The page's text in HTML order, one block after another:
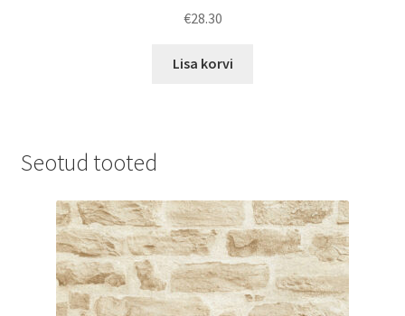
€28.30
Lisa korvi
Seotud tooted